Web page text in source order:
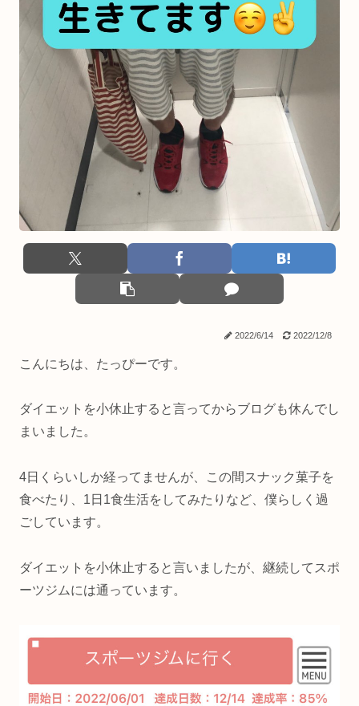
2022/6/14 2022/12/8
こんにちは、たっぴーです。
ダイエットを小休止すると言ってからブログも休んでし
まいました。
4日くらいしか経ってませんが、この間スナック菓子を
食べたり、1日1食生活をしてみたりなど、僕らしく過
ごしています。
ダイエットを小休止すると言いましたが、継続してスポ
ーツジムには通っています。